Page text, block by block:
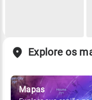
Explore os
Mapas